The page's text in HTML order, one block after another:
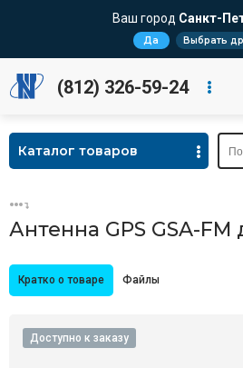
Ваш город Санкт-
Да Выбрать
(812) 326-59-24
Каталог товаров
Антенна GPS GSA-
Кратко о товаре Файлы
Доступно к заказу